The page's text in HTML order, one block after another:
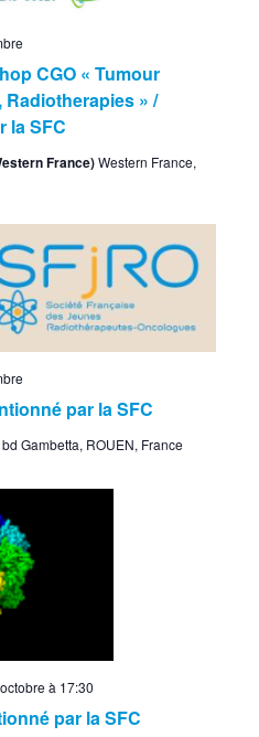
CGO « Tumour
» /
la SFC
France)Western France,
par la SFC
Gambetta, ROUEN, France
par la SFC
à 17:30